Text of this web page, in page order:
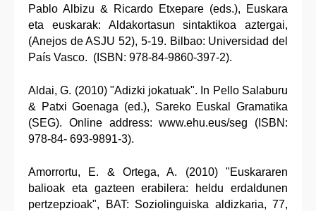
Pablo Albizu & Ricardo Etxepare (eds.), Euskara
eta euskarak: Aldakortasun sintaktikoa aztergai,
(Anejos de ASJU 52), 5-19. Bilbao: Universidad del
País Vasco. (ISBN: 978-84-9860-397-2).
Aldai, G. (2010) "Adizki jokatuak". In Pello Salaburu
& Patxi Goenaga (ed.), Sareko Euskal Gramatika
(SEG). Online address: www.ehu.eus/seg (ISBN:
978-84- 693-9891-3).
Amorrortu, E. & Ortega, A. (2010) "Euskararen
balioak eta gazteen erabilera: heldu erdaldunen
pertzepzioak", BAT: Soziolinguiska aldizkaria, 77,